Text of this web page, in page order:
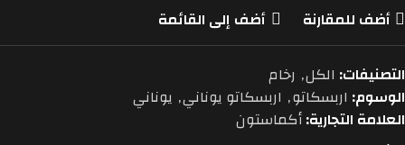
أضف للمقارنة
أضف إلى القائمة
التصنيفات: الكل, رخام
الوسوم: اربسكاتو, اربسكاتو يوناني, يوناني
العلامة التجارية:أكماستون